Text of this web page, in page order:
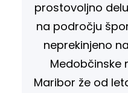
prostovoljno
na področju
neprekinjeno
Medobčinske
Maribor že od